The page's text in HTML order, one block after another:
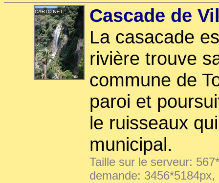
Cascade de
La casacade
rivière trouve
commune de
paroi et
le ruisseaux
municipal.
Taille sur le serveur:
demande: